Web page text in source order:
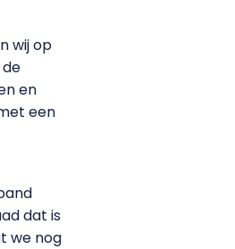
wij op
en
een
dat is
we nog